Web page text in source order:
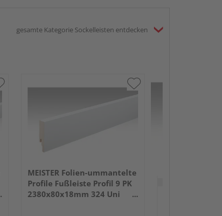
gesamte Kategorie Sockelleisten entdecken
MEISTER Folien-ummantelte
Profile Fußleiste Profil 9 PK
2380x80x18mm 324 Uni